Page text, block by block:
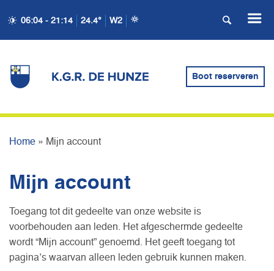
06:04 - 21:14 24.4° W2
Boot reserveren
Home » Mijn account
Mijn account
Toegang tot dit gedeelte van onze website is
voorbehouden aan leden. Het afgeschermde gedeelte
wordt “Mijn account” genoemd. Het geeft toegang tot
pagina’s waarvan alleen leden gebruik kunnen maken.